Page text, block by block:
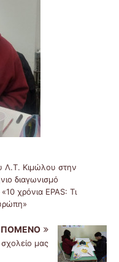
Λ.Τ. Κιμώλου στην
διαγωνισμό
χρόνια EPAS: Τι
μας